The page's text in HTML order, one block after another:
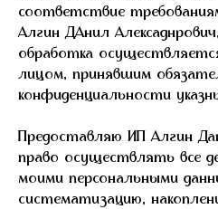
соответствие
Алгин ДАнил
обработка
лицом, принявшим
конфиденциальности
Предоставляю ИП Алгин
право осуществлять все
моими персональными
систематизацию,